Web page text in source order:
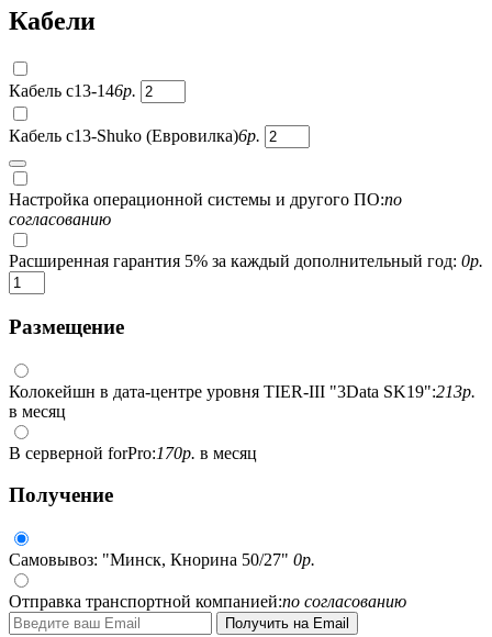
Кабели
Кабель c13-146р.
Кабель c13-Shuko (Евровилка)6р.
Настройка операционной системы и другого ПО:по
согласованию
Расширенная гарантия 5% за каждый дополнительный год: 0р.
Размещение
Колокейшн в дата-центре уровня TIER-III "3Data SK19":213р.
в месяц
В серверной forPro:170р. в месяц
Получение
Самовывоз: "Минск, Кнорина 50/27" 0р.
Отправка транспортной компанией:по согласованию